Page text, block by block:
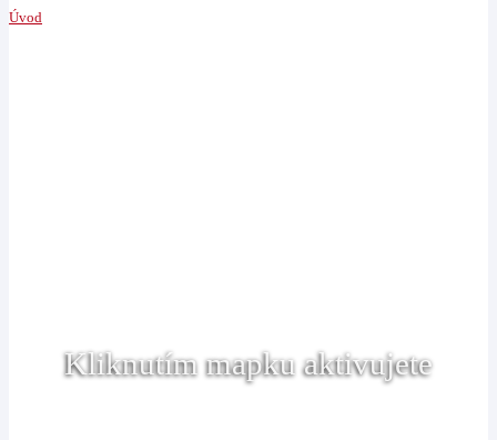
Úvod
Kliknutím mapku aktivujete